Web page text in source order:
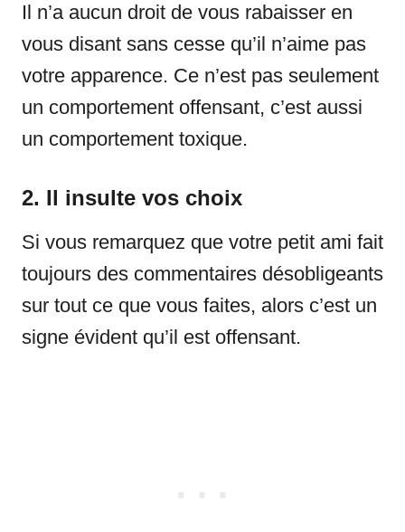
Il n’a aucun droit de vous rabaisser en
vous disant sans cesse qu’il n’aime pas
votre apparence. Ce n’est pas seulement
un comportement offensant, c’est aussi
un comportement toxique.
2. Il insulte vos choix
Si vous remarquez que votre petit ami fait
toujours des commentaires désobligeants
sur tout ce que vous faites, alors c’est un
signe évident qu’il est offensant.